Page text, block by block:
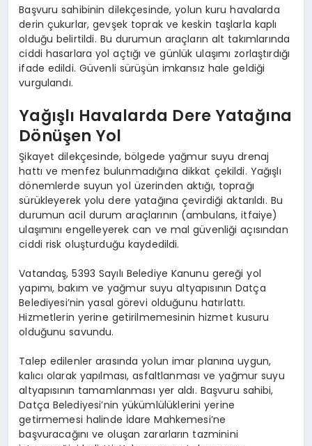
Başvuru sahibinin dilekçesinde, yolun kuru havalarda
derin çukurlar, gevşek toprak ve keskin taşlarla kaplı
olduğu belirtildi. Bu durumun araçların alt takımlarında
ciddi hasarlara yol açtığı ve günlük ulaşımı zorlaştırdığı
ifade edildi. Güvenli sürüşün imkansız hale geldiği
vurgulandı.
Yağışlı Havalarda Dere Yatağına
Dönüşen Yol
Şikayet dilekçesinde, bölgede yağmur suyu drenaj
hattı ve menfez bulunmadığına dikkat çekildi. Yağışlı
dönemlerde suyun yol üzerinden aktığı, toprağı
sürükleyerek yolu dere yatağına çevirdiği aktarıldı. Bu
durumun acil durum araçlarının (ambulans, itfaiye)
ulaşımını engelleyerek can ve mal güvenliği açısından
ciddi risk oluşturduğu kaydedildi.
Vatandaş, 5393 Sayılı Belediye Kanunu gereği yol
yapımı, bakım ve yağmur suyu altyapısının Datça
Belediyesi’nin yasal görevi olduğunu hatırlattı.
Hizmetlerin yerine getirilmemesinin hizmet kusuru
olduğunu savundu.
Talep edilenler arasında yolun imar planına uygun,
kalıcı olarak yapılması, asfaltlanması ve yağmur suyu
altyapısının tamamlanması yer aldı. Başvuru sahibi,
Datça Belediyesi’nin yükümlülüklerini yerine
getirmemesi halinde İdare Mahkemesi’ne
başvuracağını ve oluşan zararların tazminini